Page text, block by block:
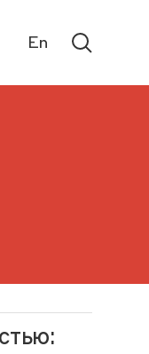
En